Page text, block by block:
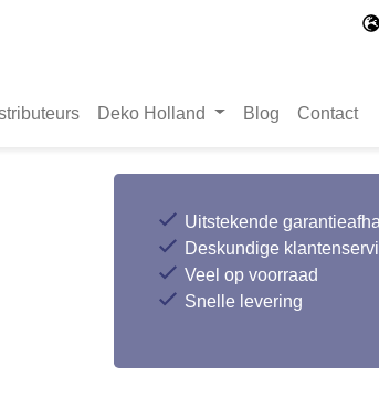
Deko Holland Blog Contact
Uitstekende
Deskundige
Veel op voorraad
Snelle levering